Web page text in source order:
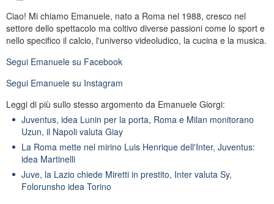
Ciao! Mi chiamo Emanuele, nato a Roma nel 1988, cresco nel
settore dello spettacolo ma coltivo diverse passioni come lo sport e
nello specifico il calcio, l'universo videoludico, la cucina e la musica.
Segui Emanuele su Facebook
Segui Emanuele su Instagram
Leggi di più sullo stesso argomento da Emanuele Giorgi:
Juventus, idea Lunin per la porta, Roma e Milan monitorano
Uzun, il Napoli valuta Giay
La Roma mette nel mirino Luis Henrique dell'Inter, Juventus:
idea Martinelli
Juve, la Lazio chiede Miretti in prestito, Inter valuta Sy,
Folorunsho idea Torino